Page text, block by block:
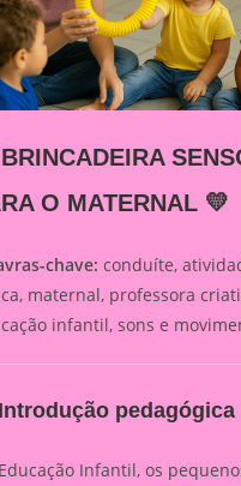
O MATERNAL 💛
chave: conduíte,
maternal, professora
infantil, sons e
pedagógica
Infantil, os